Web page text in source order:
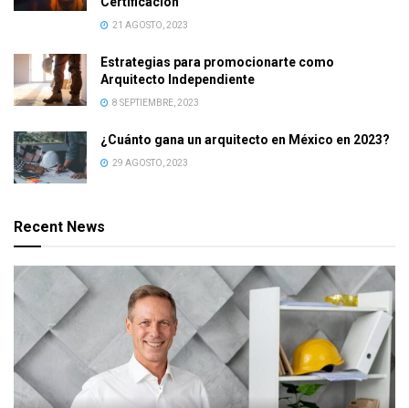
21 AGOSTO, 2023
Estrategias para promocionarte como
Arquitecto Independiente
8 SEPTIEMBRE, 2023
¿Cuánto gana un arquitecto en México en 2023?
29 AGOSTO, 2023
Recent News